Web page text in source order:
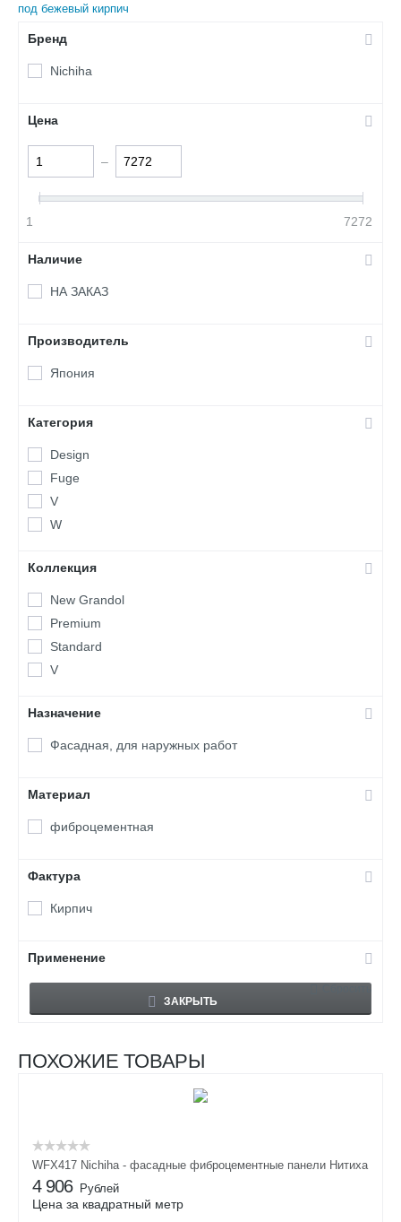
под бежевый кирпич
Бренд
Nichiha
Цена
–
1 7272
Наличие
НА ЗАКАЗ
Производитель
Япония
Категория
Design
Fuge
V
W
Коллекция
New Grandol
Premium
Standard
V
Назначение
Фасадная, для наружных работ
Материал
фиброцементная
Фактура
Кирпич
Применение
Сбросить
ЗАКРЫТЬ
ПОХОЖИЕ ТОВАРЫ
WFX417 Nichiha - фасадные фиброцементные панели Нитиха
4 906 Рублей
Цена за квадратный метр